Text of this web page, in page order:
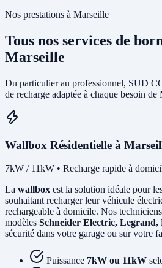
Nos prestations à Marseille
Tous nos services de
Marseille
Du particulier au professionnel, SUD
de recharge adaptée à chaque besoin de
Wallbox Résidentielle à
7kW / 11kW • Recharge rapide à
La wallbox est la solution idéale pour
souhaitant recharger leur véhicule
rechargeable à domicile. Nos
modèles Schneider Electric, Legrand,
sécurité dans votre garage ou sur votre
Puissance 7kW ou 11kW